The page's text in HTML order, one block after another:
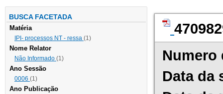
BUSCA FACETADA
Matéria
IPI- processos NT - ressa (1)
Nome Relator
Não Informado (1)
Ano Sessão
0006 (1)
Ano Publicação
Numero
Data da